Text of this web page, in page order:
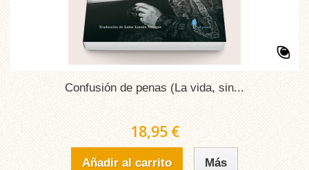
Confusión de penas (La vida, sin...
18,95 €
Añadir al carrito Más